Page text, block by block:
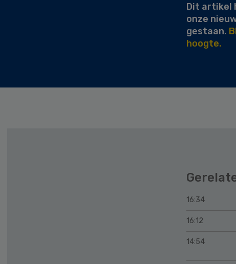
Dit artikel
onze
gestaan.
hoogte.
16:34
16:12
14:54